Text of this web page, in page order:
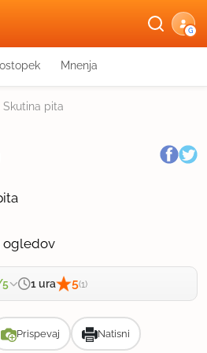
G
Mnenja
Skutina pita
ogledov
1 ura 5(1)
Prispevaj Natisni